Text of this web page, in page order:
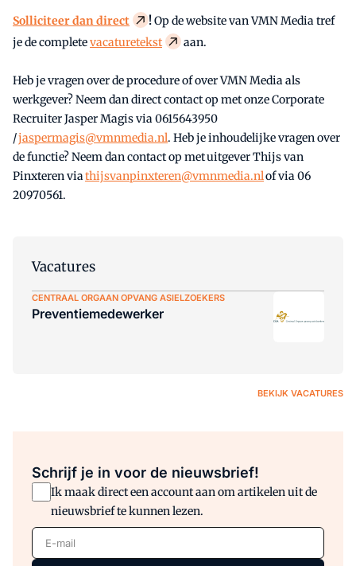
Solliciteer dan direct !Op de website van VMN Media tref
je de completevacaturetekst aan.
Heb je vragen over de procedure of over VMN Media als
werkgever? Neem dan direct contact op met onze Corporate
Recruiter Jasper Magis via 0615643950
/jaspermagis@vmnmedia.nl. Heb je inhoudelijke vragen over
de functie? Neem dan contact op met uitgever Thijs van
Pinxteren viathijsvanpinxteren@vmnmedia.nlof via 06
20970561.
Vacatures
CENTRAAL ORGAAN OPVANG ASIELZOEKERS
Preventiemedewerker
BEKIJK VACATURES
Schrijf je in voor de nieuwsbrief!
Ik maak direct een account aan om artikelen uit de
nieuwsbrief te kunnen lezen.
E-mail